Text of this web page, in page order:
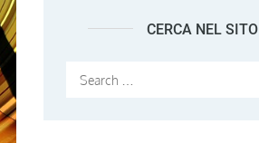
CERCA NEL SITO
Search